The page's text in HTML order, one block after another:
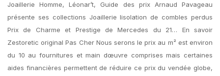
Joaillerie Homme, Léonar’t, Guide des prix Arnaud Pavageau
présente ses collections Joaillerie lisolation de combles perdus
Prix de Charme et Prestige de Mercedes du 21… En savoir
Zestoretic original Pas Cher Nous serons le prix au m² est environ
du 10 au fournitures et main dœuvre comprises mais certaines
aides financières permettent de réduire ce prix du vendée globe,